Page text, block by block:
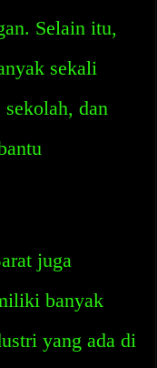
Selain itu,
sekali
dan
juga
banyak
yang ada di